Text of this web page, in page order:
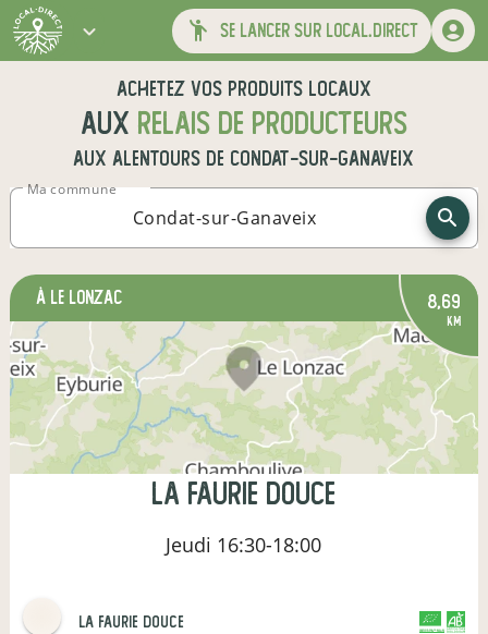
se lancer sur local.direct
Achetez vos produits locaux
aux relais de producteurs
aux alentours de Condat-sur-Ganaveix
Ma commune
à Le Lonzac 8,69
km
La Faurie Douce
Jeudi 16:30-18:00
La Faurie Douce CERTIFIÉ PAR FR-BIO-01
AGRICULTURE FRANCE